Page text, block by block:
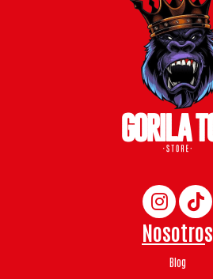
Nosotros
Blog